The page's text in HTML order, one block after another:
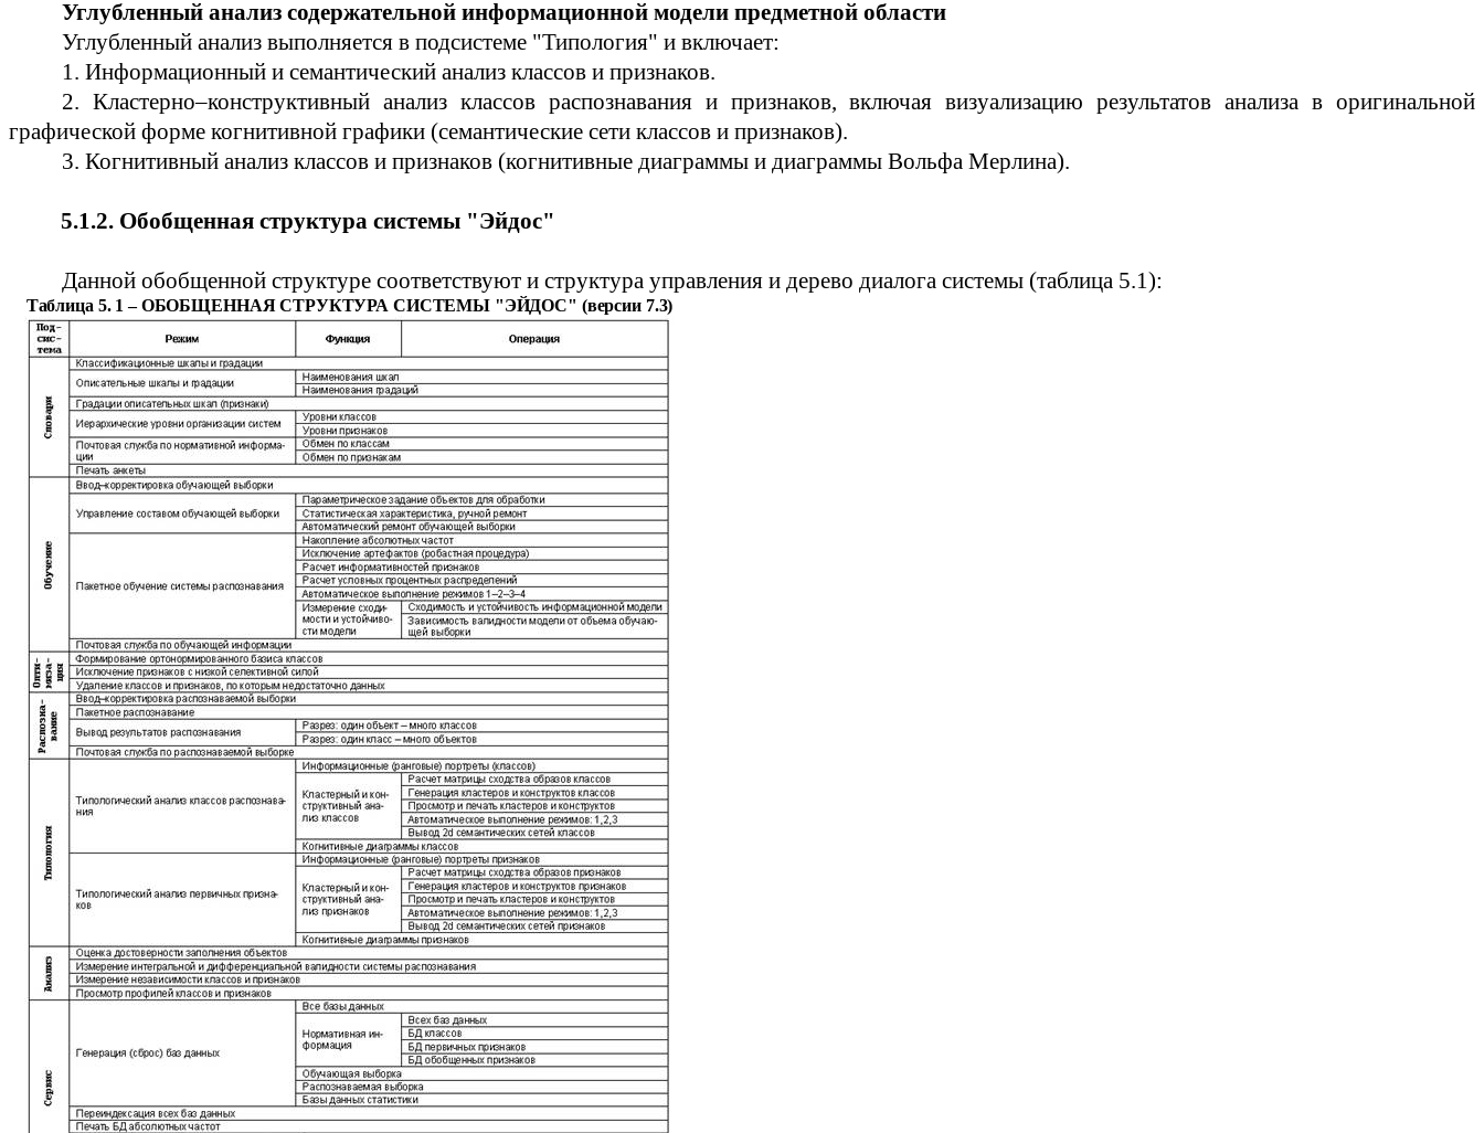
Углубленный анализ содержательной информационной модели предметной области
Углубленный анализ выполняется в подсистеме "Типология" и включает:
1. Информационный и семантический анализ классов и признаков.
2. Кластерно–конструктивный анализ классов распознавания и признаков, включая визуализацию результатов анализа в оригинальной
графической форме когнитивной графики (семантические сети классов и признаков).
3. Когнитивный анализ классов и признаков (когнитивные диаграммы и диаграммы Вольфа Мерлина).
5.1.2. Обобщенная структура системы "Эйдос"
Данной обобщенной структуре соответствуют и структура управления и дерево диалога системы (таблица 5.1):
Таблица 5. 1 – ОБОБЩЕННАЯ СТРУКТУРА СИСТЕМЫ "ЭЙДОС" (версии 7.3)